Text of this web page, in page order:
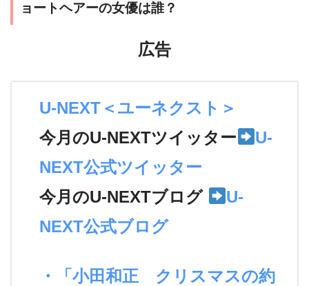
ョートヘアーの女優は誰？
広告
U-NEXT＜ユーネクスト＞
今月のU-NEXTツイッター
U-
NEXT公式ツイッター
今月のU-NEXTブログ
U-
NEXT公式ブログ
・「小田和正 クリスマスの約